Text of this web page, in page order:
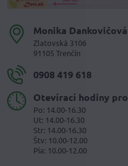
Monika Dankovičová
Zlatovská 3106
91105 Trenčín
0908 419 618
Otevírací hodiny
Po: 14.00-16.30
Ut: 14.00-16.30
Str: 14.00-16.30
Štv: 10.00-12.00
Pia: 10.00-12.00